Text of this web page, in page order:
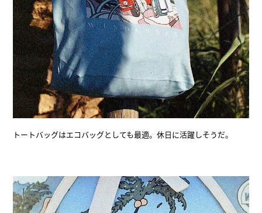
トートバッグはエコバッグとしても最適。休日に活躍しそうだ。